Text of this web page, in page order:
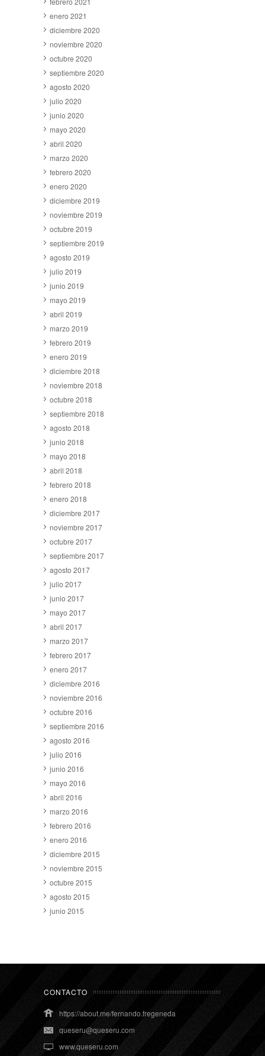
enero 2021
diciembre 2020
noviembre 2020
octubre 2020
septiembre 2020
agosto 2020
julio 2020
junio 2020
mayo 2020
abril 2020
marzo 2020
febrero 2020
enero 2020
diciembre 2019
noviembre 2019
octubre 2019
septiembre 2019
agosto 2019
julio 2019
junio 2019
mayo 2019
abril 2019
marzo 2019
febrero 2019
enero 2019
diciembre 2018
noviembre 2018
octubre 2018
septiembre 2018
agosto 2018
junio 2018
mayo 2018
abril 2018
febrero 2018
enero 2018
diciembre 2017
noviembre 2017
octubre 2017
septiembre 2017
agosto 2017
julio 2017
junio 2017
mayo 2017
abril 2017
marzo 2017
febrero 2017
enero 2017
diciembre 2016
noviembre 2016
octubre 2016
septiembre 2016
agosto 2016
julio 2016
junio 2016
mayo 2016
abril 2016
marzo 2016
febrero 2016
enero 2016
diciembre 2015
noviembre 2015
octubre 2015
agosto 2015
junio 2015
CONTACTO
https://about.me/fernando.fregeneda
queseru@queseru.com
www.queseru.com